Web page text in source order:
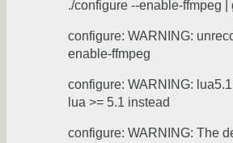
./configure --enable-ffmpeg |
configure: WARNING:
enable-ffmpeg
configure: WARNING:
lua >= 5.1 instead
configure: WARNING: The